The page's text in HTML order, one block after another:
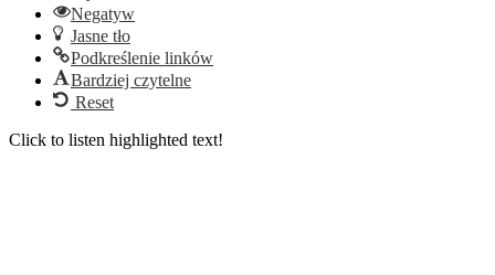
Negatyw
Jasne tło
Podkreślenie linków
Bardziej czytelne
Reset
Click to listen highlighted text!